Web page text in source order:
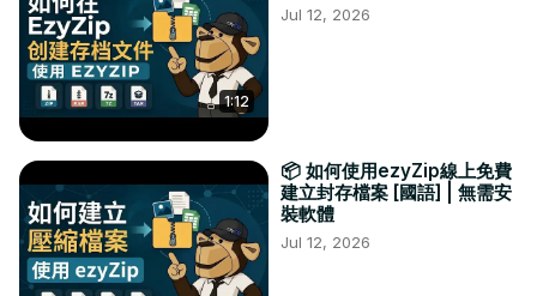
1:12
Jul 12, 2026
📦 如何使用ezyZip線上免費
建立封存檔案 [國語] | 無需安
裝軟體
Jul 12, 2026